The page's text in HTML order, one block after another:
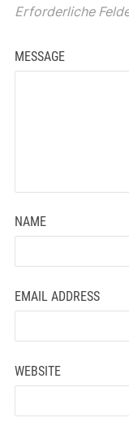
Erforderliche
MESSAGE
NAME
EMAIL ADDRESS
WEBSITE